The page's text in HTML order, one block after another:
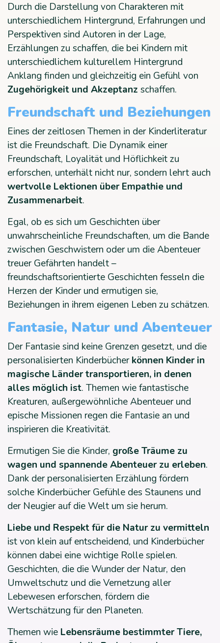
Durch die Darstellung von Charakteren mit
unterschiedlichem Hintergrund, Erfahrungen und
Perspektiven sind Autoren in der Lage,
Erzählungen zu schaffen, die bei Kindern mit
unterschiedlichem kulturellem Hintergrund
Anklang finden und gleichzeitig ein Gefühl von
Zugehörigkeit und Akzeptanz schaffen.
Freundschaft und Beziehungen
Eines der zeitlosen Themen in der Kinderliteratur
ist die Freundschaft. Die Dynamik einer
Freundschaft, Loyalität und Höflichkeit zu
erforschen, unterhält nicht nur, sondern lehrt auch
wertvolle Lektionen über Empathie und
Zusammenarbeit.
Egal, ob es sich um Geschichten über
unwahrscheinliche Freundschaften, um die Bande
zwischen Geschwistern oder um die Abenteuer
treuer Gefährten handelt –
freundschaftsorientierte Geschichten fesseln die
Herzen der Kinder und ermutigen sie,
Beziehungen in ihrem eigenen Leben zu schätzen.
Fantasie, Natur und Abenteuer
Der Fantasie sind keine Grenzen gesetzt, und die
personalisierten Kinderbücherkönnen Kinder in
magische Länder transportieren, in denen
alles möglich ist. Themen wie fantastische
Kreaturen, außergewöhnliche Abenteuer und
epische Missionen regen die Fantasie an und
inspirieren die Kreativität.
Ermutigen Sie die Kinder, große Träume zu
wagen und spannende Abenteuer zu erleben.
Dank der personalisierten Erzählung fördern
solche Kinderbücher Gefühle des Staunens und
der Neugier auf die Welt um sie herum.
Liebe und Respekt für die Natur zu vermitteln
ist von klein auf entscheidend, und Kinderbücher
können dabei eine wichtige Rolle spielen.
Geschichten, die die Wunder der Natur, den
Umweltschutz und die Vernetzung aller
Lebewesen erforschen, fördern die
Wertschätzung für den Planeten.
Themen wie Lebensräume bestimmter Tiere,